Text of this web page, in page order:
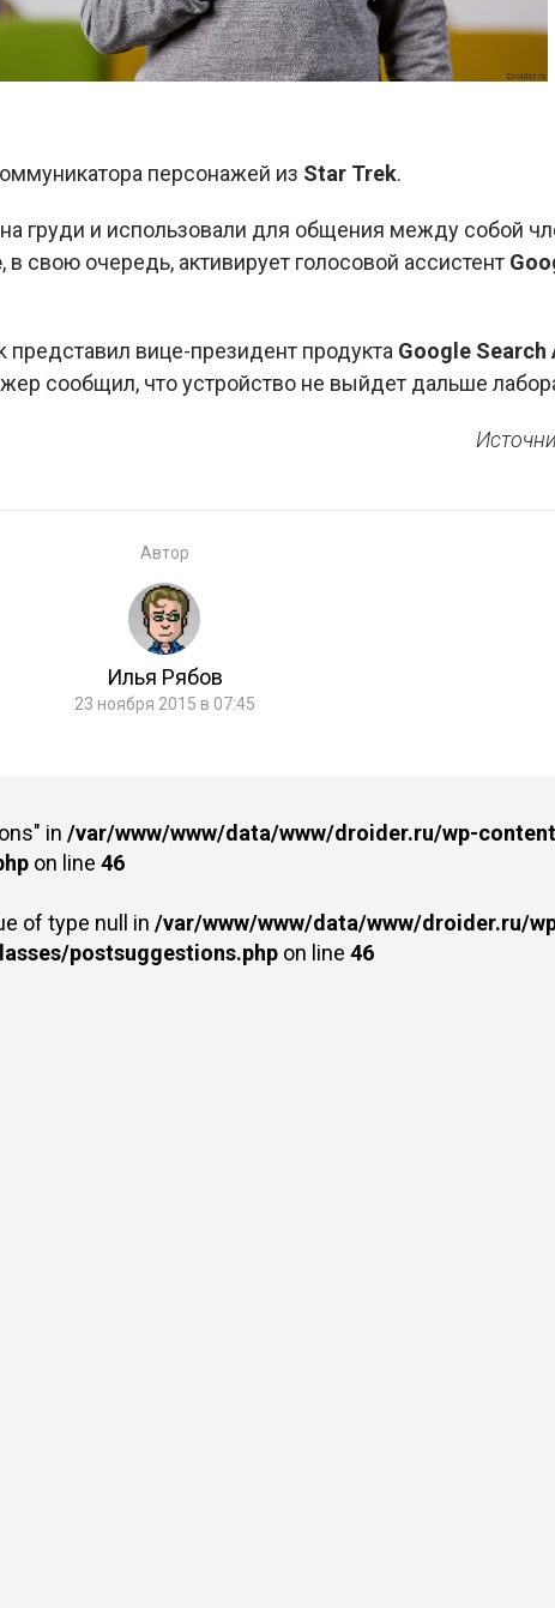
персонажей из Star Trek.
груди и использовали для общения между собой
, в свою очередь, активирует голосовой ассистент
представил вице-президент продукта Google Search
сообщил, что устройство не выйдет дальше
Автор
Илья Рябов
23 ноября 2015 в 07:45
in /var/www/www/data/www/droider.ru/wp-
on line 46
of type null in /var/www/www/data/www/droider.ru/
postsuggestions.phpon line 46